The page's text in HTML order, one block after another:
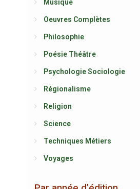
Musique
Oeuvres Complètes
Philosophie
Poésie Théâtre
Psychologie Sociologie
Régionalisme
Religion
Science
Techniques Métiers
Voyages